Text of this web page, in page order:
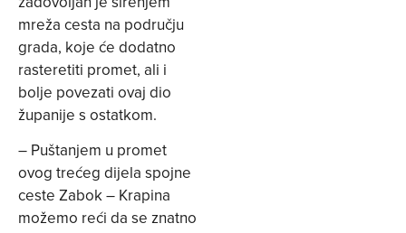
mreža cesta na području
grada, koje će dodatno
rasteretiti promet, ali i
bolje povezati ovaj dio
županije s ostatkom.
– Puštanjem u promet
ovog trećeg dijela spojne
ceste Zabok – Krapina
možemo reći da se znatno